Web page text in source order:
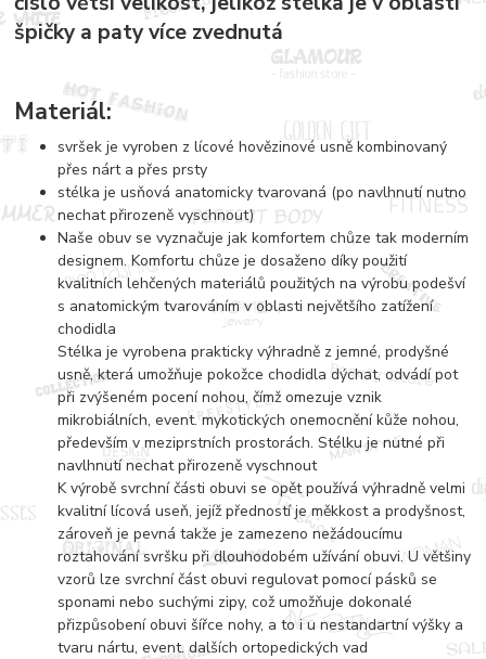
špičky a paty více zvednutá
Materiál:
svršek je vyroben z lícové hovězinové usně kombinovaný
přes nárt a přes prsty
stélka je usňová anatomicky tvarovaná (po navlhnutí nutno
nechat přirozeně vyschnout)
Naše obuv se vyznačuje jak komfortem chůze tak moderním
designem. Komfortu chůze je dosaženo díky použití
kvalitních lehčených materiálů použitých na výrobu podešví
s anatomickým tvarováním v oblasti největšího zatížení
chodidla
Stélka je vyrobena prakticky výhradně z jemné, prodyšné
usně, která umožňuje pokožce chodidla dýchat, odvádí pot
při zvýšeném pocení nohou, čímž omezuje vznik
mikrobiálních, event. mykotických onemocnění kůže nohou,
především v meziprstních prostorách. Stélku je nutné při
navlhnutí nechat přirozeně vyschnout
K výrobě svrchní části obuvi se opět používá výhradně velmi
kvalitní lícová useň, jejíž předností je měkkost a prodyšnost,
zároveň je pevná takže je zamezeno nežádoucímu
roztahování svršku při dlouhodobém užívání obuvi. U většiny
vzorů lze svrchní část obuvi regulovat pomocí pásků se
sponami nebo suchými zipy, což umožňuje dokonalé
přizpůsobení obuvi šířce nohy, a to i u nestandartní výšky a
tvaru nártu, event. dalších ortopedických vad